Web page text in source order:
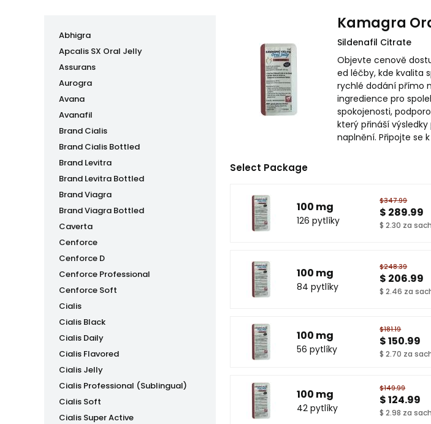
Abhigra
Apcalis SX Oral Jelly
Assurans
Aurogra
Avana
Avanafil
Brand Cialis
Brand Cialis Bottled
Brand Levitra
Brand Levitra Bottled
Brand Viagra
Brand Viagra Bottled
Caverta
Cenforce
Cenforce D
Cenforce Professional
Cenforce Soft
Cialis
Cialis Black
Cialis Daily
Cialis Flavored
Cialis Jelly
Cialis Professional (Sublingual)
Cialis Soft
Cialis Super Active
Kamagra
Sildenafil Citrate
Objevte cenově
ed léčby, kde kvalita
rychlé dodání přímo
ingredience pro
spokojenosti,
který přináší
naplnění. Připojte se
Select Package
100 mg
126 pytlíky
$347.99
$ 289.99
$ 2.30 za
100 mg
84 pytlíky
$248.39
$ 206.99
$ 2.46 za
100 mg
56 pytlíky
$181.19
$ 150.99
$ 2.70 za
100 mg
42 pytlíky
$149.99
$ 124.99
$ 2.98 za